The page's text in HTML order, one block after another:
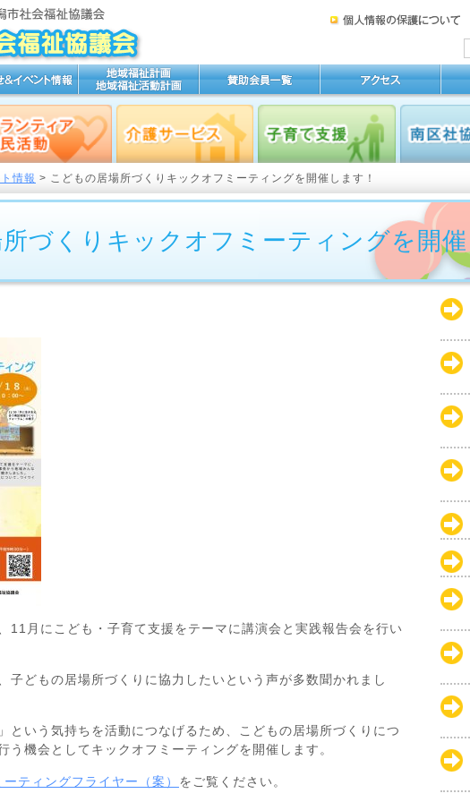
情報 > こどもの居場所づくりキックオフミーティングを開催します！
づくりキックオフミーティングを開
11月にこども・子育て支援をテーマに講演会と実践報告会を行い
子どもの居場所づくりに協力したいという声が多数聞かれまし
という気持ちを活動につなげるため、こどもの居場所づくりにつ
う機会としてキックオフミーティングを開催します。
ティングフライヤー（案） をご覧ください。